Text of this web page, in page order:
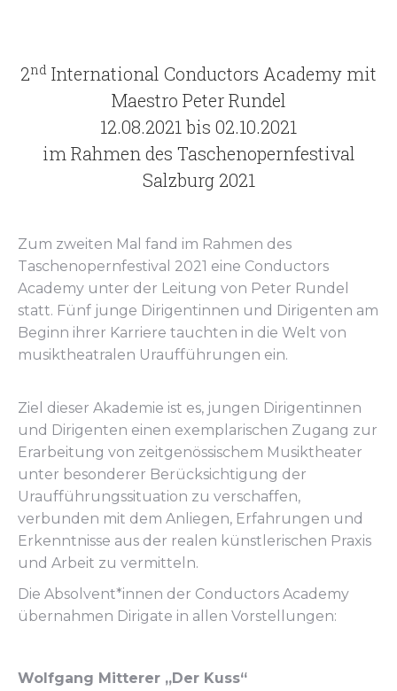
2nd International Conductors Academy mit
Maestro Peter Rundel
12.08.2021 bis 02.10.2021
im Rahmen des Taschenopernfestival
Salzburg 2021
Zum zweiten Mal fand im Rahmen des
Taschenopernfestival 2021 eine Conductors
Academy unter der Leitung von Peter Rundel
statt. Fünf junge Dirigentinnen und Dirigenten am
Beginn ihrer Karriere tauchten in die Welt von
musiktheatralen Uraufführungen ein.
Ziel dieser Akademie ist es, jungen Dirigentinnen
und Dirigenten einen exemplarischen Zugang zur
Erarbeitung von zeitgenössischem Musiktheater
unter besonderer Berücksichtigung der
Uraufführungssituation zu verschaffen,
verbunden mit dem Anliegen, Erfahrungen und
Erkenntnisse aus der realen künstlerischen Praxis
und Arbeit zu vermitteln.
Die Absolvent*innen der Conductors Academy
übernahmen Dirigate in allen Vorstellungen:
Wolfgang Mitterer „Der Kuss“